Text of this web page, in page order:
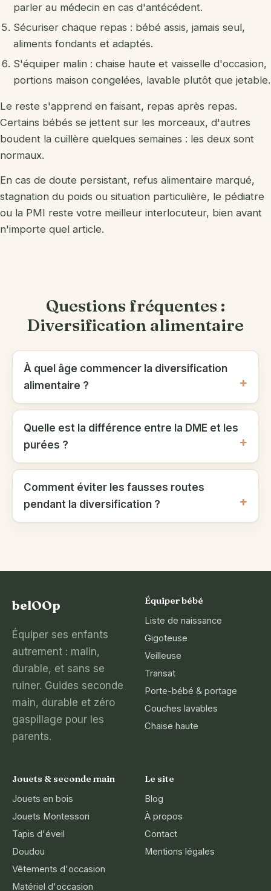
parler au médecin en cas d'antécédent.
Sécuriser chaque repas : bébé assis, jamais seul,
aliments fondants et adaptés.
S'équiper malin : chaise haute et vaisselle d'occasion,
portions maison congelées, lavable plutôt que jetable.
Le reste s'apprend en faisant, repas après repas.
Certains bébés se jettent sur les morceaux, d'autres
boudent la cuillère quelques semaines : les deux sont
normaux.
En cas de doute persistant, refus alimentaire marqué,
stagnation du poids ou situation particulière, le pédiatre
ou la PMI reste votre meilleur interlocuteur, bien avant
n'importe quel article.
Questions fréquentes :
Diversification alimentaire
À quel âge commencer la diversification
alimentaire ?
Quelle est la différence entre la DME et les
purées ?
Comment éviter les fausses routes
pendant la diversification ?
belOOp
Équiper ses enfants
autrement : malin,
durable, et sans se
ruiner. Guides seconde
main, durable et zéro
gaspillage pour les
parents.
Équiper bébé
Liste de naissance
Gigoteuse
Veilleuse
Transat
Porte-bébé & portage
Couches lavables
Chaise haute
Jouets & seconde main
Jouets en bois
Jouets Montessori
Tapis d'éveil
Doudou
Vêtements d'occasion
Matériel d'occasion
Le site
Blog
À propos
Contact
Mentions légales